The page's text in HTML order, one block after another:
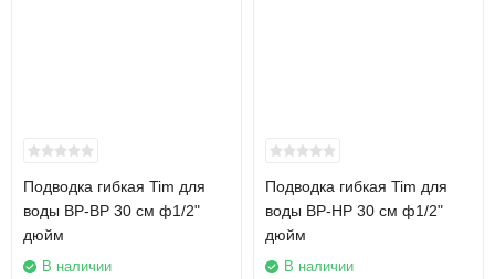
Подводка гибкая Tim для
воды ВР-ВР 30 см ф1/2"
дюйм
В наличии
Подводка гибкая Tim для
воды ВР-НР 30 см ф1/2"
дюйм
В наличии